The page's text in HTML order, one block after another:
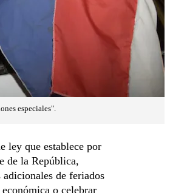
especiales".
ley que establece por
de la República,
adicionales de feriados
o celebrar